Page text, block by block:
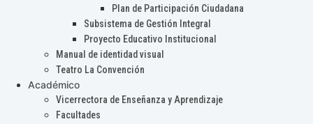
Plan de Participación Ciudadana
Subsistema de Gestión Integral
Proyecto Educativo Institucional
Manual de identidad visual
Teatro La Convención
Académico
Vicerrectora de Enseñanza y Aprendizaje
Facultades